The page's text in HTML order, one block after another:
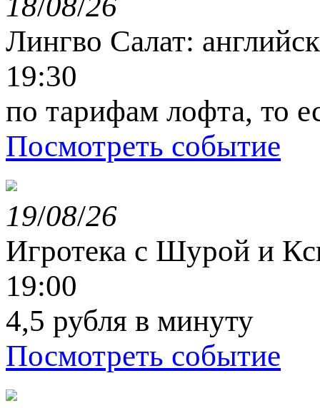
Лингво Салат:
19:30
по тарифам лофта, то
Посмотреть событие
19/08/26
Игротека с Шурой и
19:00
4,5 рубля в минуту
Посмотреть событие